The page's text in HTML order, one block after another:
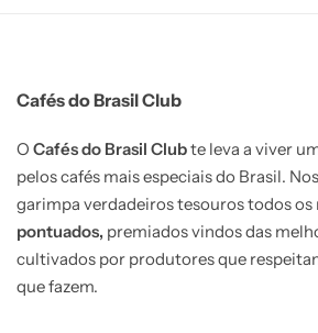
Cafés do Brasil Club
O Cafés do Brasil Clubte leva a viver
pelos cafés mais especiais do Brasil.
garimpa verdadeiros tesouros todos os
pontuados, premiados vindos das
cultivados por produtores que
que fazem.